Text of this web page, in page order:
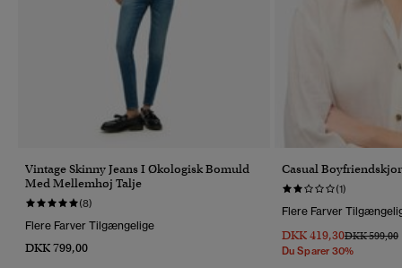
Vintage Skinny Jeans I Økologisk Bomuld
Med Mellemhøj Talje
(8)
Flere Farver Tilgængelige
DKK 799,00
Casual
(1)
Flere Farver
DKK 419,30Pris Nedsat
DKK 599,00
Du Sparer 30%